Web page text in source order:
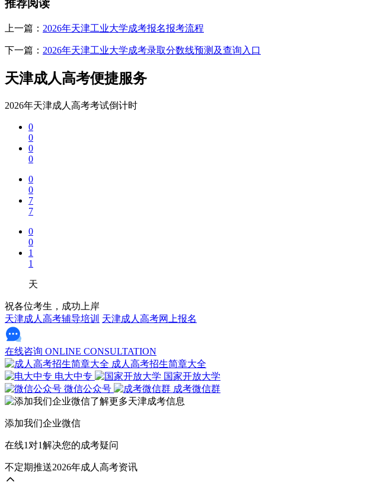
推荐阅读
上一篇： 2026年天津工业大学成考报名报考流程
下一篇： 2026年天津工业大学成考录取分数线预测及查询入口
天津成人高考便捷服务
2026年天津成人高考考试倒计时
0
0
0
0
0
0
7
7
0
0
1
1
天
祝各位考生，成功上岸
天津成人高考辅导培训 天津成人高考网上报名
在线咨询 ONLINE CONSULTATION
成人高考招生简章大全
电大中专
国家开放大学
微信公众号
成考微信群
添加我们企业微信
在线1对1解决您的成考疑问
不定期推送2026年成人高考资讯